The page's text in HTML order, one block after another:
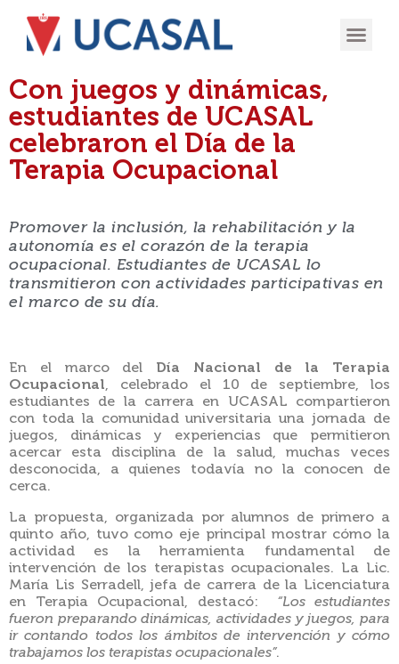
Con juegos y dinámicas,
estudiantes de UCASAL
celebraron el Día de la
Terapia Ocupacional
Promover la inclusión, la rehabilitación y la
autonomía es el corazón de la terapia
ocupacional. Estudiantes de UCASAL lo
transmitieron con actividades participativas en
el marco de su día.
En el marco del Día Nacional de la Terapia
Ocupacional, celebrado el 10 de septiembre, los
estudiantes de la carrera en UCASAL compartieron
con toda la comunidad universitaria una jornada de
juegos, dinámicas y experiencias que permitieron
acercar esta disciplina de la salud, muchas veces
desconocida, a quienes todavía no la conocen de
cerca.
La propuesta, organizada por alumnos de primero a
quinto año, tuvo como eje principal mostrar cómo la
actividad es la herramienta fundamental de
intervención de los terapistas ocupacionales. La Lic.
María Lis Serradell, jefa de carrera de la Licenciatura
en Terapia Ocupacional, destacó: “Los estudiantes
fueron preparando dinámicas, actividades y juegos, para
ir contando todos los ámbitos de intervención y cómo
trabajamos los terapistas ocupacionales”.